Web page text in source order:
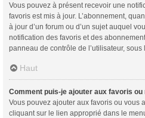
Vous pouvez à présent recevoir une
favoris est mis à jour. L’abonnement,
à jour d’un forum ou d’un sujet auquel
notification des favoris et des
panneau de contrôle de l’utilisateur,
Haut
Comment puis-je ajouter aux favoris ou
Vous pouvez ajouter aux favoris ou vous
cliquant sur le lien approprié dans le